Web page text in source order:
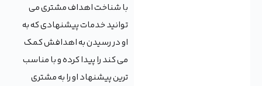
با شناخت اهداف مشتری می
توانید خدمات پیشنهادی که به
او در رسیدن به اهدافش کمک
می کند را پیدا کرده و با مناسب
ترین پیشنهاد او را به مشتری